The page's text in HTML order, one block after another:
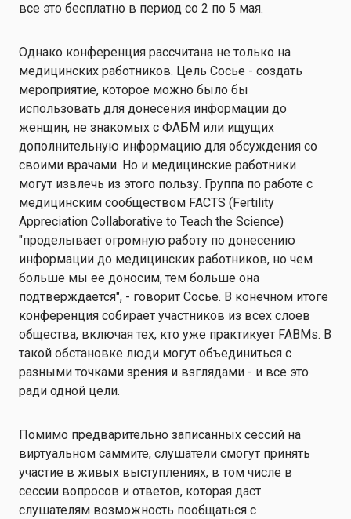
все это бесплатно в период со 2 по 5 мая.
Однако конференция рассчитана не только на
медицинских работников. Цель Сосье - создать
мероприятие, которое можно было бы
использовать для донесения информации до
женщин, не знакомых с ФАБМ или ищущих
дополнительную информацию для обсуждения со
своими врачами. Но и медицинские работники
могут извлечь из этого пользу. Группа по работе с
медицинским сообществом FACTS (Fertility
Appreciation Collaborative to Teach the Science)
"проделывает огромную работу по донесению
информации до медицинских работников, но чем
больше мы ее доносим, тем больше она
подтверждается", - говорит Сосье. В конечном итоге
конференция собирает участников из всех слоев
общества, включая тех, кто уже практикует FABMs. В
такой обстановке люди могут объединиться с
разными точками зрения и взглядами - и все это
ради одной цели.
Помимо предварительно записанных сессий на
виртуальном саммите, слушатели смогут принять
участие в живых выступлениях, в том числе в
сессии вопросов и ответов, которая даст
слушателям возможность пообщаться с